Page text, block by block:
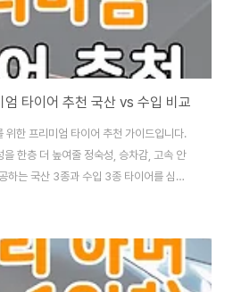
타이어 추천 국산 vs 수입 비교
한 프리미엄 타이어 추천 가이드입니다.
한층 더 높여줄 정숙성, 승차감, 고속 안
하는 국산 3종과 수입 3종 타이어를 심층
적하고 안전하게 만들어줄 현명한 타이어
급스러운 디자인과 혁신적인 편의 사양,
으로 국내 준대형 세단 시장을 선도하고
순한 이동 수단을 넘어, '남다른 주행감'과